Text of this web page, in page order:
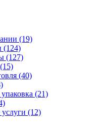
(19)
(124)
(127)
(40)
(21)
(12)